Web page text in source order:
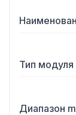
Тип модуля
Диапазон